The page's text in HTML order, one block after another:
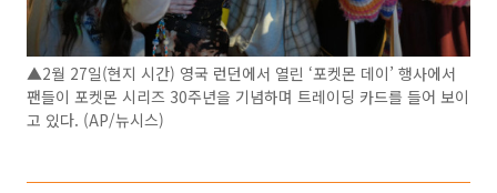
▲2월 27일(현지 시간) 영국 런던에서 열린 ‘포켓몬 데이’ 행사에서
팬들이 포켓몬 시리즈 30주년을 기념하며 트레이딩 카드를 들어 보이
고 있다. (AP/뉴시스)